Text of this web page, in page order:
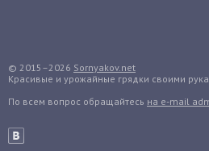
Грядки
© 2015–2026 Sornyakov.net
Красивые и урожайные грядки своими
По всем вопрос обращайтесь на e-mail